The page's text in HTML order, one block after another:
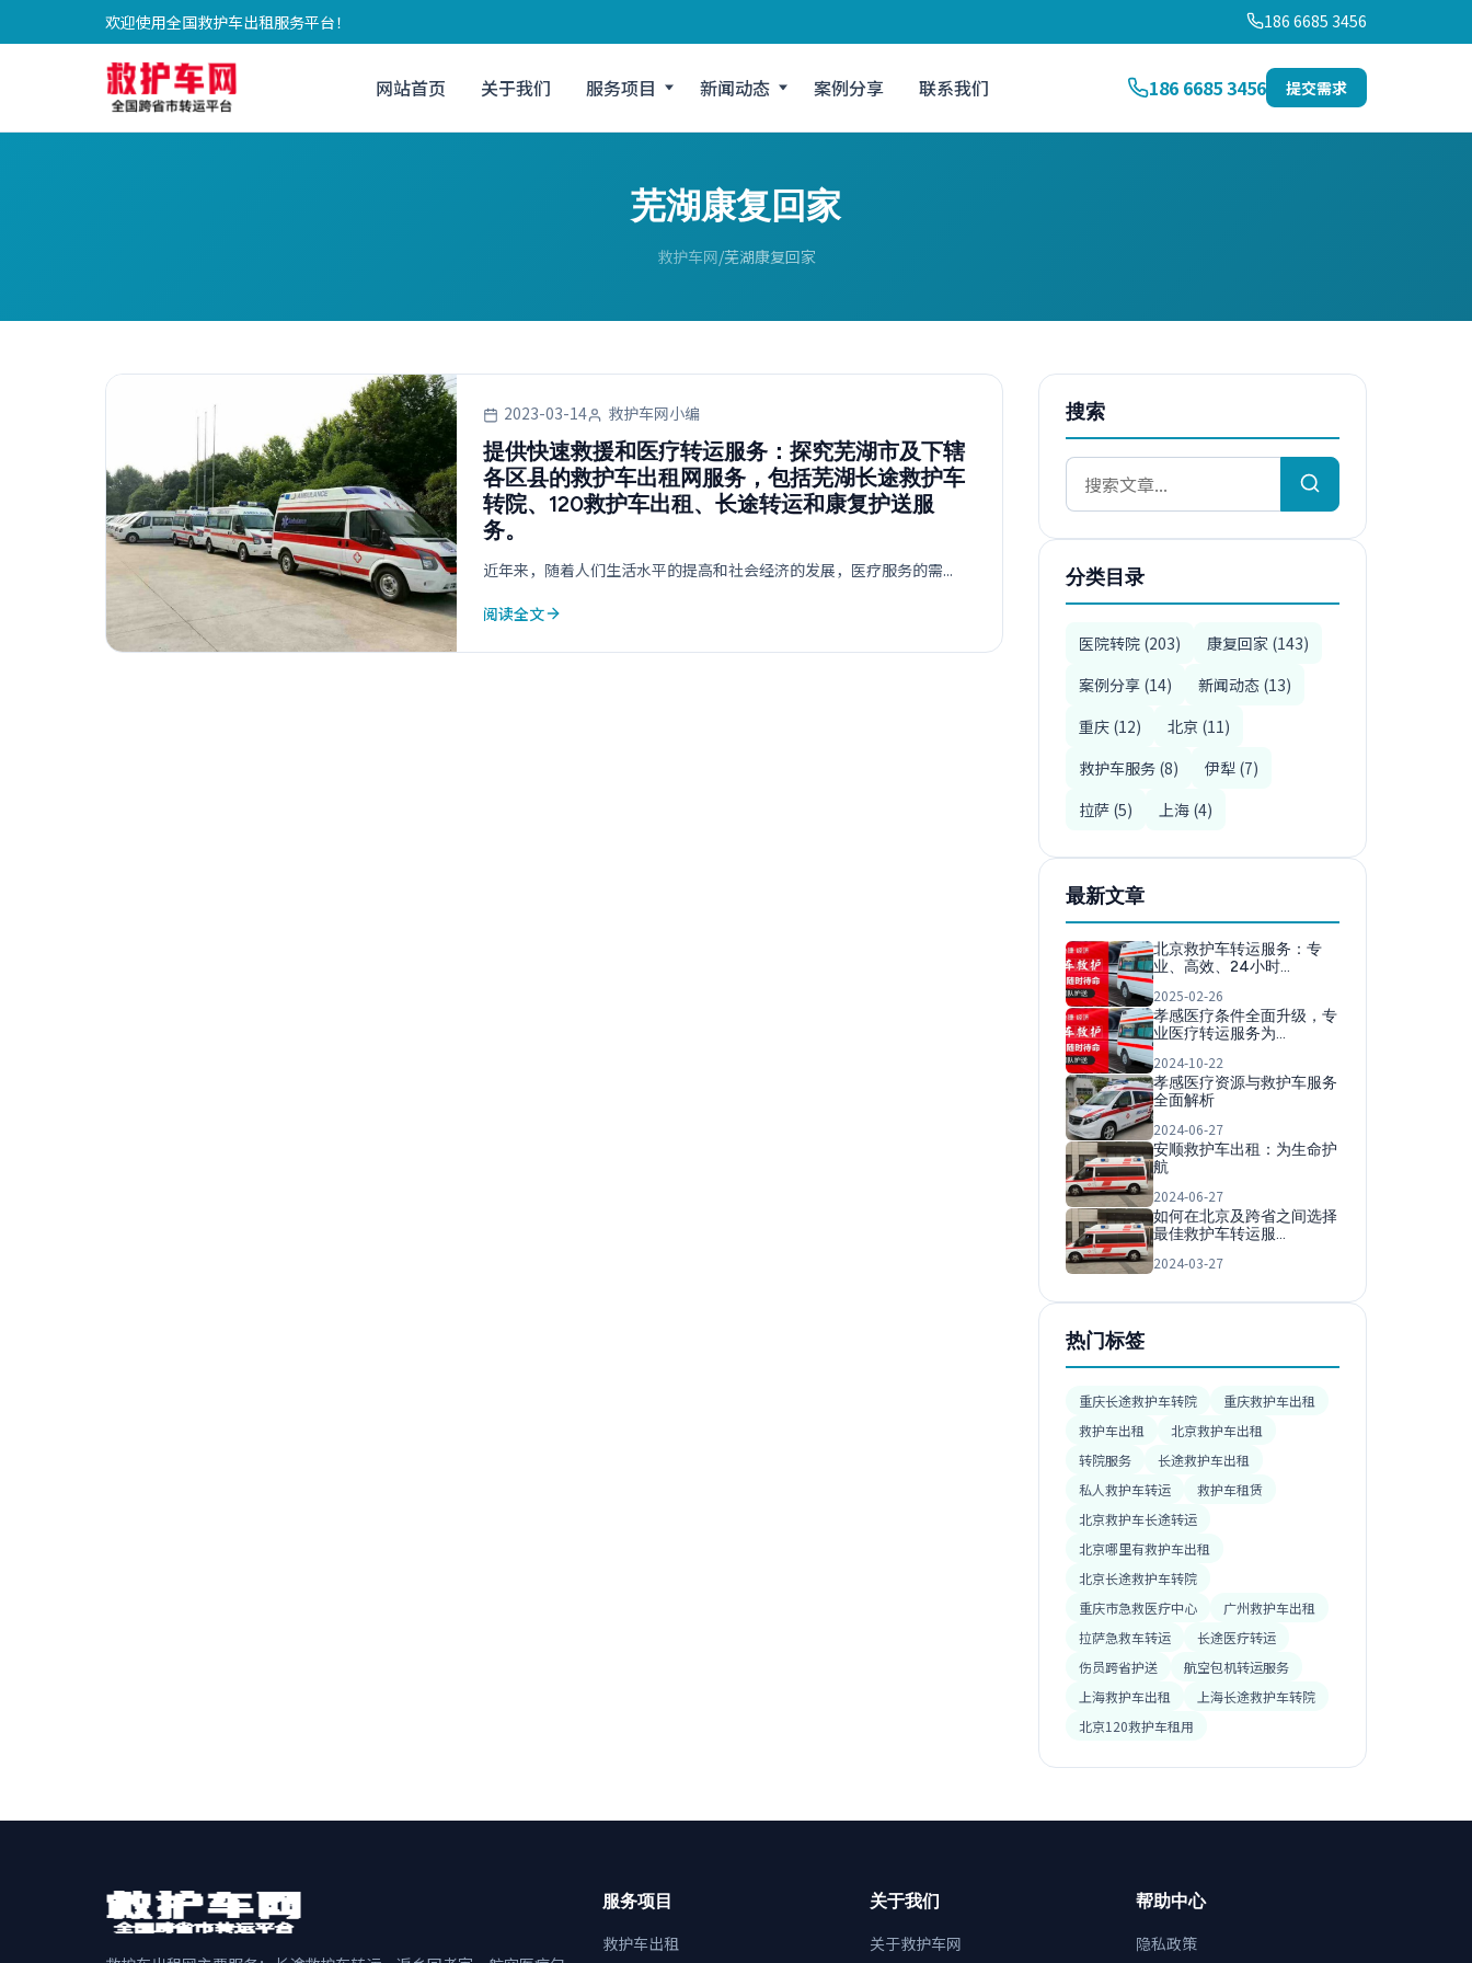
欢迎使用全国救护车出租服务平台！ 186 6685 3456
网站首页 关于我们 服务项目 新闻动态 案例分享 联系我们 186 6685 3456 提交需求
芜湖康复回家
救护车网 芜湖康复回家
2023-03-14 救护车网小编
提供快速救援和医疗转运服务：探究芜湖市及下辖
各区县的救护车出租网服务，包括芜湖长途救护车
转院、120救护车出租、长途转运和康复护送服
务。
近年来，随着人们生活水平的提高和社会经济的发展，医疗服务的需...
阅读全文
搜索
分类目录
医院转院 (203)
康复回家 (143)
案例分享 (14)
新闻动态 (13)
重庆 (12)
北京 (11)
救护车服务 (8)
伊犁 (7)
拉萨 (5)
上海 (4)
最新文章
北京救护车转运服务：专
业、高效、24小时…
2025-02-26
孝感医疗条件全面升级，专
业医疗转运服务为…
2024-10-22
孝感医疗资源与救护车服务
全面解析
2024-06-27
安顺救护车出租：为生命护
航
2024-06-27
如何在北京及跨省之间选择
最佳救护车转运服…
2024-03-27
热门标签
重庆长途救护车转院
重庆救护车出租
救护车出租
北京救护车出租
转院服务
长途救护车出租
私人救护车转运
救护车租赁
北京救护车长途转运
北京哪里有救护车出租
北京长途救护车转院
重庆市急救医疗中心
广州救护车出租
拉萨急救车转运
长途医疗转运
伤员跨省护送
航空包机转运服务
上海救护车出租
上海长途救护车转院
北京120救护车租用
服务项目
救护车出租
关于我们
关于救护车网
帮助中心
隐私政策